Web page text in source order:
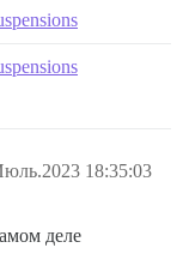
18:35:03
деле